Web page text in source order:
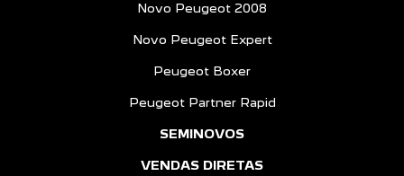
Novo Peugeot 2008
Novo Peugeot Expert
Peugeot Boxer
Peugeot Partner Rapid
SEMINOVOS
VENDAS DIRETAS